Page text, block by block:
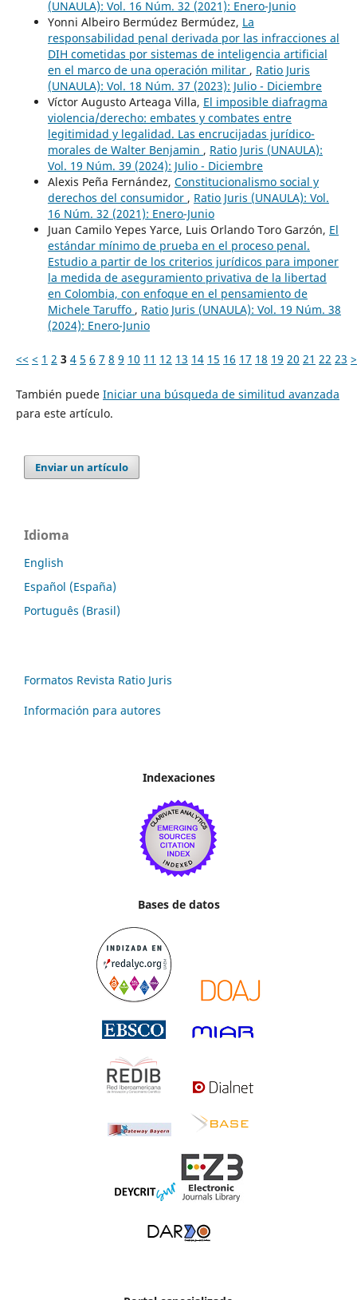
(UNAULA): Vol. 16 Núm. 32 (2021): Enero-Junio
Yonni Albeiro Bermúdez Bermúdez, La
responsabilidad penal derivada por las infracciones al
DIH cometidas por sistemas de inteligencia artificial
en el marco de una operación militar , Ratio Juris
(UNAULA): Vol. 18 Núm. 37 (2023): Julio - Diciembre
Víctor Augusto Arteaga Villa, El imposible diafragma
violencia/derecho: embates y combates entre
legitimidad y legalidad. Las encrucijadas jurídico-
morales de Walter Benjamin , Ratio Juris (UNAULA):
Vol. 19 Núm. 39 (2024): Julio - Diciembre
Alexis Peña Fernández, Constitucionalismo social y
derechos del consumidor , Ratio Juris (UNAULA): Vol.
16 Núm. 32 (2021): Enero-Junio
Juan Camilo Yepes Yarce, Luis Orlando Toro Garzón, El
estándar mínimo de prueba en el proceso penal.
Estudio a partir de los criterios jurídicos para imponer
la medida de aseguramiento privativa de la libertad
en Colombia, con enfoque en el pensamiento de
Michele Taruffo , Ratio Juris (UNAULA): Vol. 19 Núm. 38
(2024): Enero-Junio
<< < 1 2 3 4 5 6 7 8 9 10 11 12 13 14 15 16 17 18 19 20 21 22 23 >
También puede Iniciar una búsqueda de similitud avanzada
para este artículo.
Enviar un artículo
Idioma
English
Español (España)
Português (Brasil)
Formatos Revista Ratio Juris
Información para autores
Indexaciones
Bases de datos